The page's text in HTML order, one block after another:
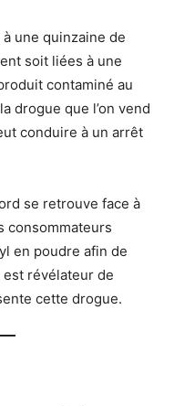
une quinzaine de
soit liées à une
contaminé au
drogue que l’on vend
conduire à un arrêt
se retrouve face à
consommateurs
en poudre afin de
est révélateur de
cette drogue.